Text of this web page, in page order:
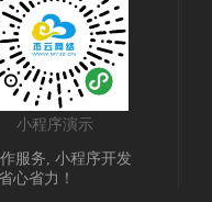
小程序演示
服务, 小程序开发
心省力！